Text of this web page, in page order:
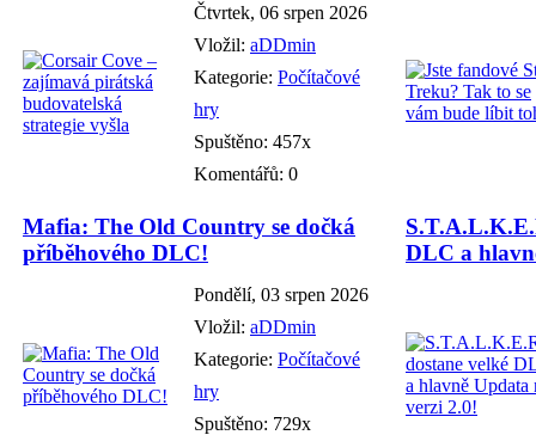
Čtvrtek, 06 srpen 2026
Vložil: aDDmin
Kategorie: Počítačové
hry
Spuštěno: 457x
Komentářů: 0
Mafia: The Old Country se dočká
příběhového DLC!
Pondělí, 03 srpen 2026
Vložil: aDDmin
Kategorie: Počítačové
hry
Spuštěno: 729x
DLC a